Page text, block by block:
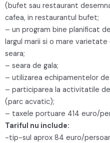
(bufet sau restaurant
cafea, in restaurantul bufet;
– un program bine planificat
largul marii si o mare
seara;
– seara de gala;
– utilizarea echipamentelor
– participarea la activitatile
(parc acvatic);
– taxele portuare 414 euro/
Tariful nu include:
-tip-sul aprox 84 euro/